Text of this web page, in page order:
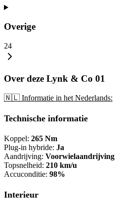
Overige
24
Over deze Lynk & Co 01
🇳🇱 Informatie in het Nederlands:
Technische informatie
Koppel: 265 Nm
Plug-in hybride: Ja
Aandrijving: Voorwielaandrijving
Topsnelheid: 210 km/u
Accuconditie: 98%
Interieur